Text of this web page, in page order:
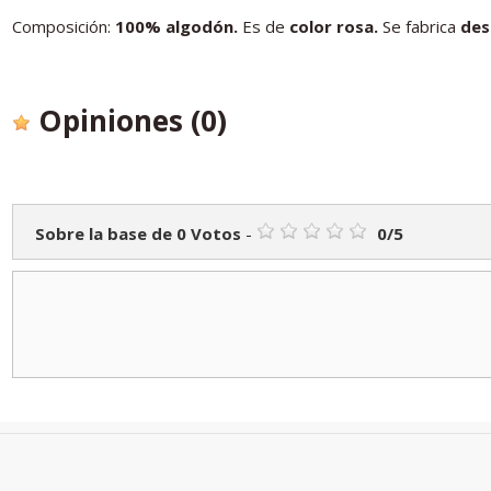
Composición: 100% algodón. Es de color rosa. Se fabrica
Opiniones (0)
Sobre la base de 0 Votos - 0/5